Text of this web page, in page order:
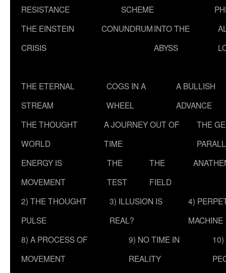
RESISTANCE
SCHEME
THE EINSTEIN
CRISIS
CONUNDRUMINTO THE
ABYSS
THE ETERNAL
STREAM
COGS IN A
WHEEL
A BULLISH
ADVANCE
THE THOUGHT
WORLD
A JOURNEY OUT OF
TIME
THE
ENERGY IS
MOVEMENT
THE
TEST
THE
FIELD
2) THE THOUGHT
PULSE
3) ILLUSION IS
REAL?
4)
MACHINE
8) A PROCESS OF
MOVEMENT
9) NO TIME IN
REALITY